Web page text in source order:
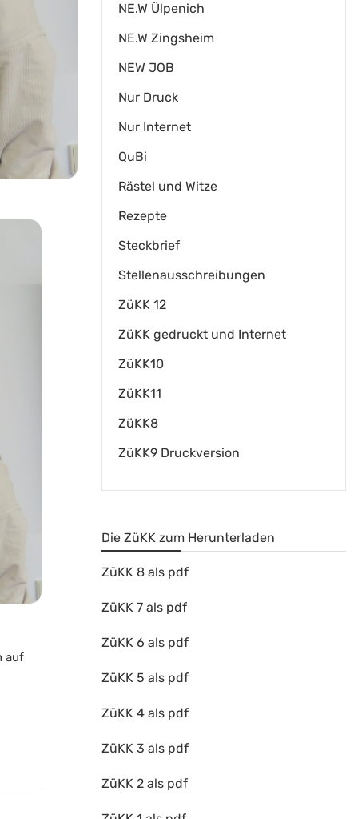
auf
NE.W Ülpenich
NE.W Zingsheim
NEW JOB
Nur Druck
Nur Internet
QuBi
Rästel und Witze
Rezepte
Steckbrief
Stellenausschreibungen
ZüKK 12
ZüKK gedruckt und Internet
ZüKK10
ZüKK11
ZüKK8
ZüKK9 Druckversion
Die ZüKK zum Herunterladen
ZüKK 8 als pdf
ZüKK 7 als pdf
ZüKK 6 als pdf
ZüKK 5 als pdf
ZüKK 4 als pdf
ZüKK 3 als pdf
ZüKK 2 als pdf